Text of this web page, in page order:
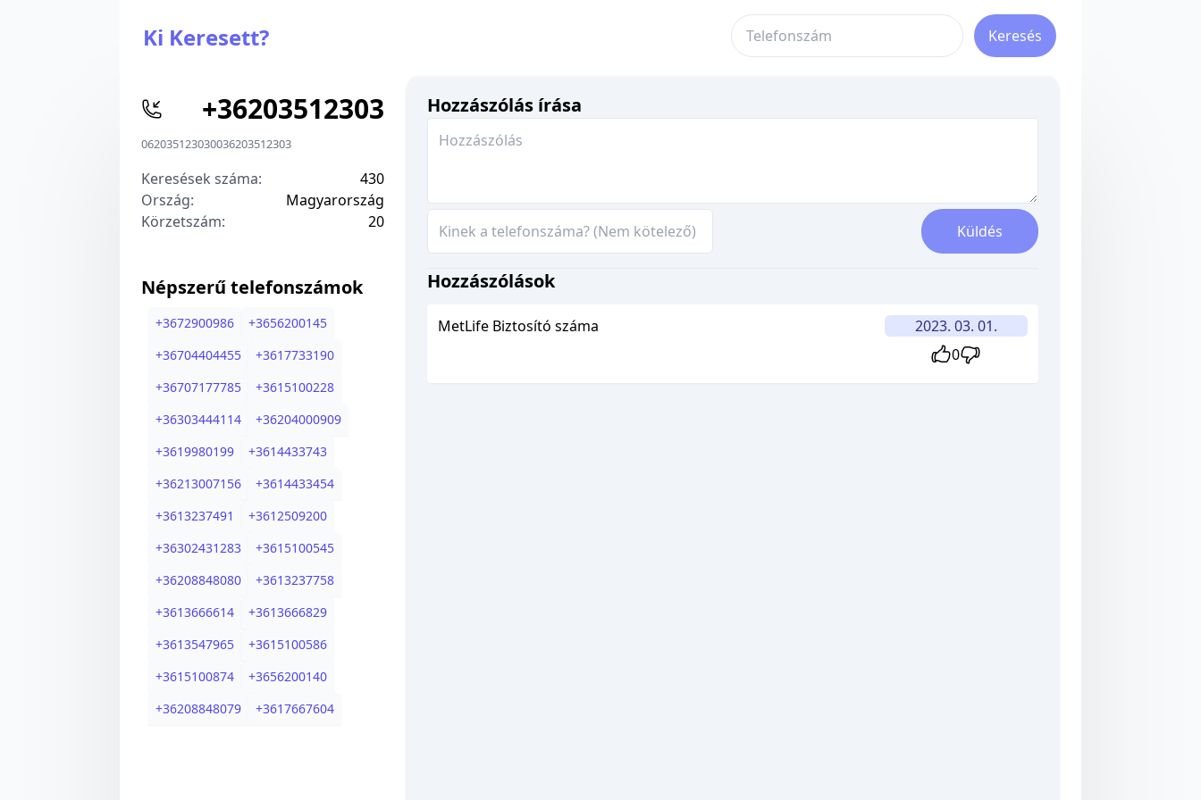
Ki Keresett? Keresés
+36203512303
062035123030036203512303
Keresések száma:
430
Ország:
Magyarország
Körzetszám:
20
Népszerű telefonszámok
+3672900986 +3656200145
+36704404455 +3617733190
+36707177785 +3615100228
+36303444114 +36204000909
+3619980199 +3614433743
+36213007156 +3614433454
+3613237491 +3612509200
+36302431283 +3615100545
+36208848080 +3613237758
+3613666614 +3613666829
+3613547965 +3615100586
+3615100874 +3656200140
+36208848079 +3617667604
Hozzászólás írása
Küldés
Hozzászólások
MetLife Biztosító száma
0
2023. 03. 01.